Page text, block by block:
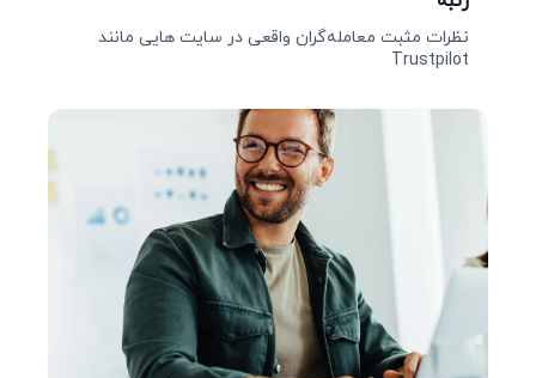
نظرات مثبت معامله‌گران واقعی در سایت‌ هایی مانند
Trustpilot